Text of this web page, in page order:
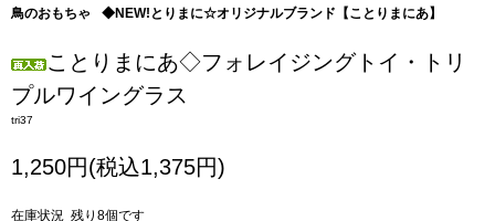
鳥のおもちゃ ◆NEW!とりまに☆オリジナルブランド【ことりまにあ】
ことりまにあ◇フォレイジングトイ・トリ
プルワイングラス
tri37
1,250円(税込1,375円)
在庫状況 残り8個です